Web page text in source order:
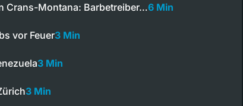
Crans-Montana: Barbetreiber…6 Min
vor Feuer3 Min
3 Min
3 Min